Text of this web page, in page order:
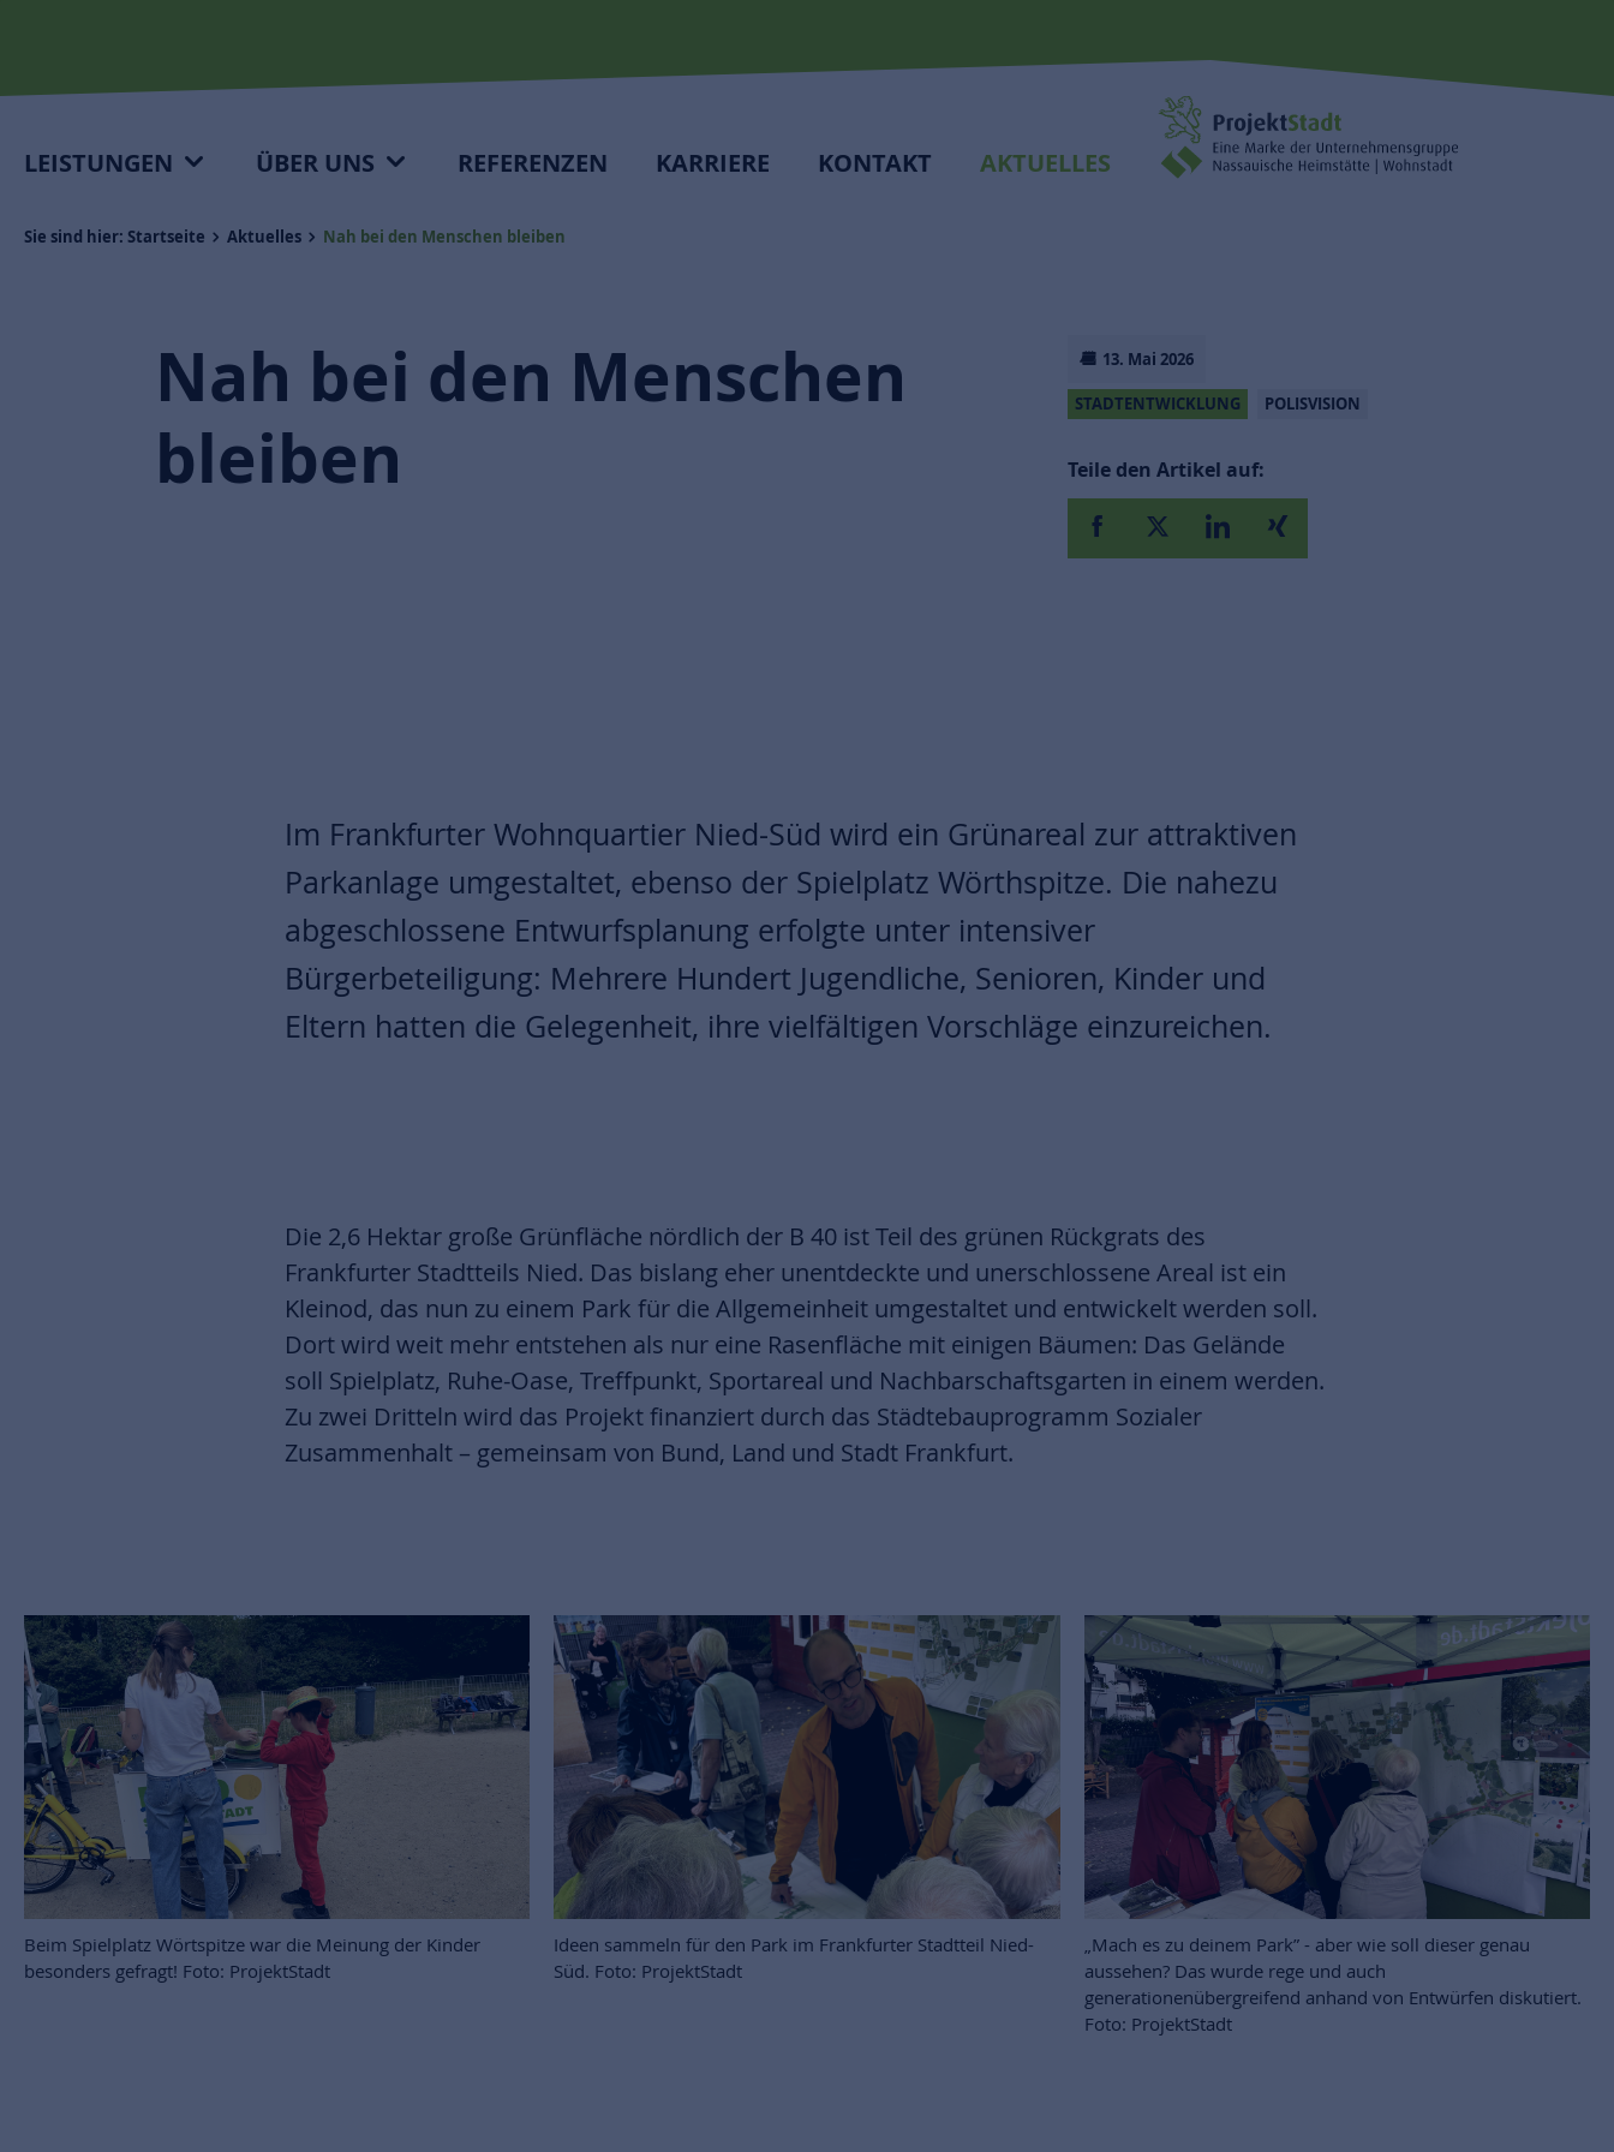
LEISTUNGEN ÜBER UNS REFERENZEN KARRIERE KONTAKT AKTUELLES
Sie sind hier: Startseite Aktuelles Nah bei den Menschen bleiben
13. Mai 2026
STADTENTWICKLUNG POLISVISION
Teile den Artikel auf:
Nah bei den Menschen
bleiben
Im Frankfurter Wohnquartier Nied-Süd wird ein Grünareal zur attraktiven
Parkanlage umgestaltet, ebenso der Spielplatz Wörthspitze. Die nahezu
abgeschlossene Entwurfsplanung erfolgte unter intensiver
Bürgerbeteiligung: Mehrere Hundert Jugendliche, Senioren, Kinder und
Eltern hatten die Gelegenheit, ihre vielfältigen Vorschläge einzureichen.
Die 2,6 Hektar große Grünfläche nördlich der B 40 ist Teil des grünen Rückgrats des
Frankfurter Stadtteils Nied. Das bislang eher unentdeckte und unerschlossene Areal ist ein
Kleinod, das nun zu einem Park für die Allgemeinheit umgestaltet und entwickelt werden soll.
Dort wird weit mehr entstehen als nur eine Rasenfläche mit einigen Bäumen: Das Gelände
soll Spielplatz, Ruhe-Oase, Treffpunkt, Sportareal und Nachbarschaftsgarten in einem werden.
Zu zwei Dritteln wird das Projekt finanziert durch das Städtebauprogramm Sozialer
Zusammenhalt – gemeinsam von Bund, Land und Stadt Frankfurt.
Beim Spielplatz Wörtspitze war die Meinung der Kinder
besonders gefragt! Foto: ProjektStadt
Ideen sammeln für den Park im Frankfurter Stadtteil Nied-
Süd. Foto: ProjektStadt
„Mach es zu deinem Park” - aber wie soll dieser genau
aussehen? Das wurde rege und auch
generationenübergreifend anhand von Entwürfen diskutiert.
Foto: ProjektStadt